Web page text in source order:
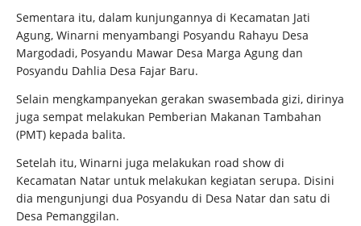
Sementara itu, dalam kunjungannya di Kecamatan Jati
Agung, Winarni menyambangi Posyandu Rahayu Desa
Margodadi, Posyandu Mawar Desa Marga Agung dan
Posyandu Dahlia Desa Fajar Baru.
Selain mengkampanyekan gerakan swasembada gizi, dirinya
juga sempat melakukan Pemberian Makanan Tambahan
(PMT) kepada balita.
Setelah itu, Winarni juga melakukan road show di
Kecamatan Natar untuk melakukan kegiatan serupa. Disini
dia mengunjungi dua Posyandu di Desa Natar dan satu di
Desa Pemanggilan.